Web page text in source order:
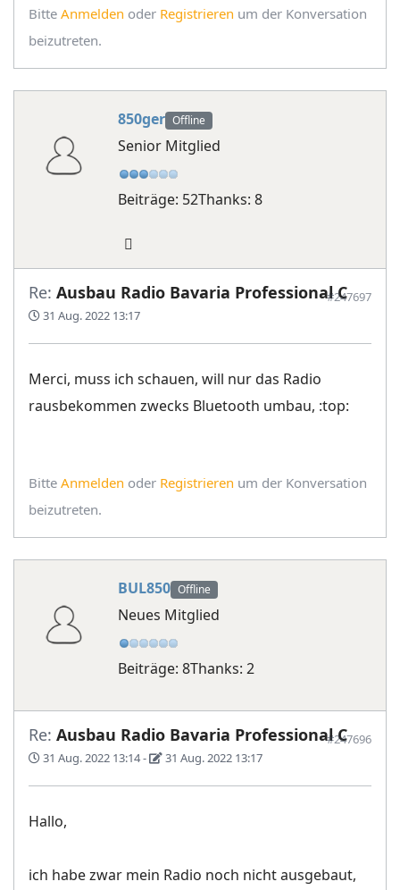
Bitte Anmelden oder Registrieren um der Konversation
beizutreten.
850ger Offline
Senior Mitglied
Beiträge: 52Thanks: 8
Re: Ausbau Radio Bavaria Professional C
31 Aug. 2022 13:17
#247697
Merci, muss ich schauen, will nur das Radio
rausbekommen zwecks Bluetooth umbau, :top:
Bitte Anmelden oder Registrieren um der Konversation
beizutreten.
BUL850 Offline
Neues Mitglied
Beiträge: 8Thanks: 2
Re: Ausbau Radio Bavaria Professional C
31 Aug. 2022 13:14- 31 Aug. 2022 13:17
#247696
Hallo,
ich habe zwar mein Radio noch nicht ausgebaut,